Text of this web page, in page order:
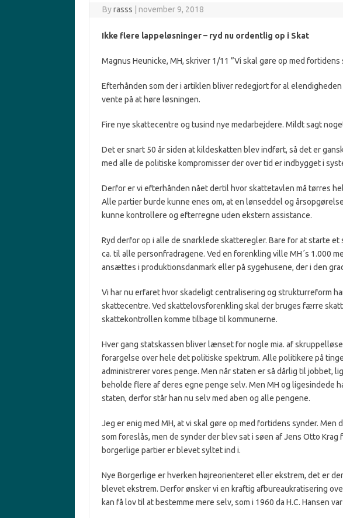
Byrasss november 9, 2018
Ikke flere lappeløsninger – ryd nu ordentlig op i Skat
Magnus Heunicke, MH, skriver 1/11 ”Vi skal gøre op med
Efterhånden som der i artiklen bliver redegjort for al
vente på at høre løsningen.
Fire nye skattecentre og tusind nye medarbejdere. Mildt sagt
Det er snart 50 år siden at kildeskatten blev indført, så det er
med alle de politiske kompromisser der over tid er indbygget i
Derfor er vi efterhånden nået dertil hvor skattetavlen må tørres
Alle partier burde kunne enes om, at en lønseddel og
kunne kontrollere og efterregne uden ekstern assistance.
Ryd derfor op i alle de snørklede skatteregler. Bare for at starte
ca. til alle personfradragene. Ved en forenkling ville MH´s 1.000
ansættes i produktionsdanmark eller på sygehusene, der i den
Vi har nu erfaret hvor skadeligt centralisering og strukturreform
skattecentre. Ved skattelovsforenkling skal der bruges færre
skattekontrollen komme tilbage til kommunerne.
Hver gang statskassen bliver lænset for nogle mia. af
forargelse over hele det politiske spektrum. Alle politikere på
administrerer vores penge. Men når staten er så dårlig til jobbet,
beholde flere af deres egne penge selv. Men MH og ligesindede
staten, derfor står han nu selv med aben og alle pengene.
Jeg er enig med MH, at vi skal gøre op med fortidens synder.
som foreslås, men de synder der blev sat i søen af Jens Otto Krag
borgerlige partier er blevet syltet ind i.
Nye Borgerlige er hverken højreorienteret eller ekstrem, det er
blevet ekstrem. Derfor ønsker vi en kraftig afbureaukratisering
kan få lov til at bestemme mere selv, som i 1960 da H.C. Hansen